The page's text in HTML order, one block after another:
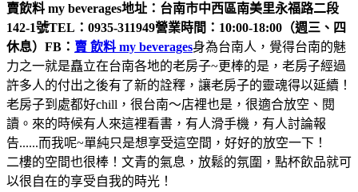
賣飲料 my beverages地址：台南市中西區南美里永福路二段
142-1號TEL：0935-311949營業時間：10:00-18:00（週三、四
休息） FB： 賣 飲料 my beverages身為台南人，覺得台南的魅
力之一就是矗立在台南各地的老房子~更棒的是，老房子經過
許多人的付出之後有了新的詮釋，讓老房子的靈魂得以延續！
老房子到處都好chill，很台南～店裡也是，很適合放空、閱
讀。來的時候有人來這裡看書，有人滑手機，有人討論報
告......而我呢~單純只是想享受這空間，好好的放空一下！
二樓的空間也很棒！文青的氣息，放鬆的氛圍，點杯飲品就可
以很自在的享受自我的時光！